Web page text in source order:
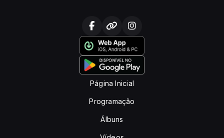
Página Inicial
Programação
Álbuns